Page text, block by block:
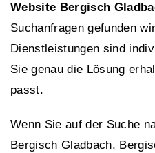
Website Bergisch
Suchanfragen gefunden
Dienstleistungen sind
Sie genau die Lösung
passt.
Wenn Sie auf der Suche
Bergisch Gladbach,